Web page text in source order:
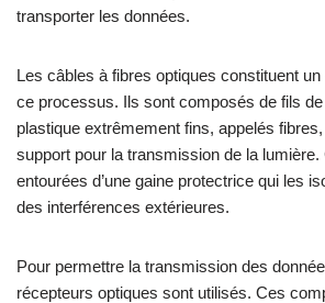
transporter les données.
Les câbles à fibres optiques constituent
ce processus. Ils sont composés de fils
plastique extrêmement fins, appelés
support pour la transmission de la
entourées d’une gaine protectrice qui les
des interférences extérieures.
Pour permettre la transmission des
récepteurs optiques sont utilisés. Ces